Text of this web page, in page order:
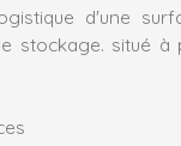
d'une
stockage. situé à